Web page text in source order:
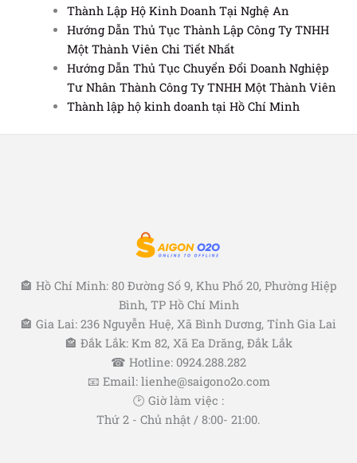
Thành Lập Hộ Kinh Doanh Tại Nghệ An
Hướng Dẫn Thủ Tục Thành Lập Công Ty TNHH
Một Thành Viên Chi Tiết Nhất
Hướng Dẫn Thủ Tục Chuyển Đổi Doanh Nghiệp
Tư Nhân Thành Công Ty TNHH Một Thành Viên
Thành lập hộ kinh doanh tại Hồ Chí Minh
🏤 Hồ Chí Minh: 80 Đường Số 9, Khu Phố 20, Phường Hiệp
Bình, TP Hồ Chí Minh
🏤 Gia Lai: 236 Nguyễn Huệ, Xã Bình Dương, Tỉnh Gia Lai
🏤 Đắk Lắk: Km 82, Xã Ea Drăng, Đắk Lắk
☎ Hotline: 0924.288.282
📧 Email: lienhe@saigono2o.com
🕑 Giờ làm việc :
Thứ 2 - Chủ nhật / 8:00- 21:00.